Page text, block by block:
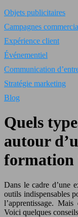
Objets publicitaires
Campagnes
Expérience client
Événementiel
Communication
Stratégie marketing
Blog
Quels
autour
formation
Dans le cadre d’une
outils indispensables
l’apprentissage.
Voici quelques